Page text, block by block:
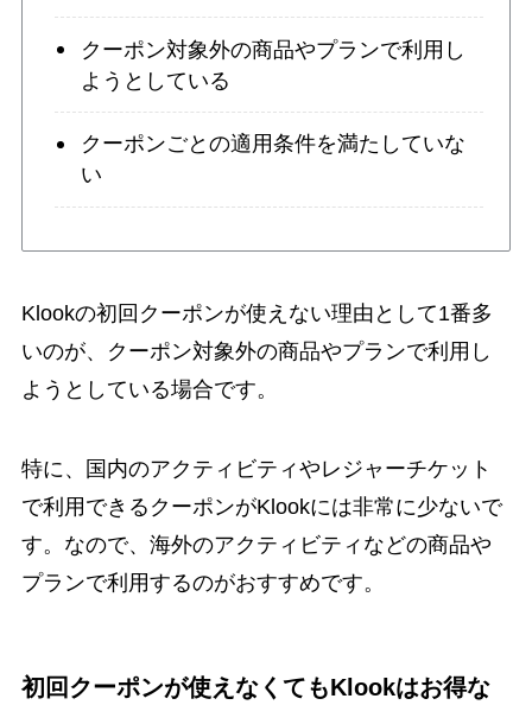
クーポン対象外の商品やプランで利用し
ようとしている
クーポンごとの適用条件を満たしていな
い
Klookの初回クーポンが使えない理由として1番多
いのが、クーポン対象外の商品やプランで利用し
ようとしている場合です。
特に、国内のアクティビティやレジャーチケット
で利用できるクーポンがKlookには非常に少ないで
す。なので、海外のアクティビティなどの商品や
プランで利用するのがおすすめです。
初回クーポンが使えなくてもKlookはお得な